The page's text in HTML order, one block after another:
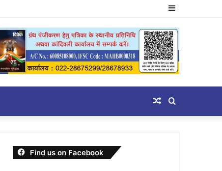
Sidebar
Search
for
Random
Article
Find us on Facebook